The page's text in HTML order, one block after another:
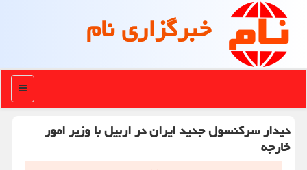
خبرگزاری نام
منو
دیدار سرکنسول جدید ایران در اربیل با وزیر امور
خارجه